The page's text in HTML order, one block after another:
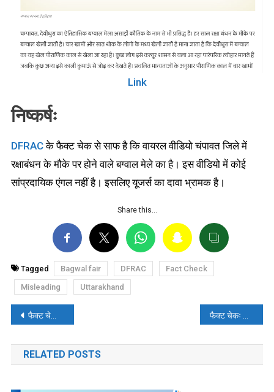
Link
निष्कर्षः
DFRACके फैक्ट चेक से साफ है कि वायरल वीडियो चंपावत जिले में
रक्षाबंधन के मौके पर होने वाले बग्वाल मेले का है। इस वीडियो में कोई
सांप्रदायिक एंगल नहीं है। इसलिए यूजर्स का दावा भ्रामक है।
Share this…
Tagged Bagwal fair DFRAC
Fact Check
Misleading
Uttarakhand
पोस्ट
नेविगेशन
फैक्ट चेकः सूरत में नहीं लगे ‘हमारी भूल, कमल का फूल’ के पोस्टर, वायरल वीडियो 2019 का है
RELATED POSTS